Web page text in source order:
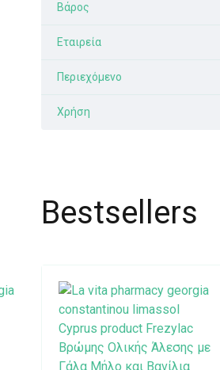
Βάρος
Εταιρεία
Περιεχόμενο
Χρήση
Bestsellers